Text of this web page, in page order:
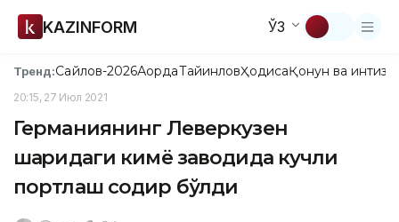
KAZINFORM ЎЗ
Тренд:Сайлов-2026АқордаТайинловҲодисаҚонун ва
20:15, 27 Июл 2021
Германиянинг Леверкузен
шаҳридаги кимё заводида кучли
портлаш содир бўлди